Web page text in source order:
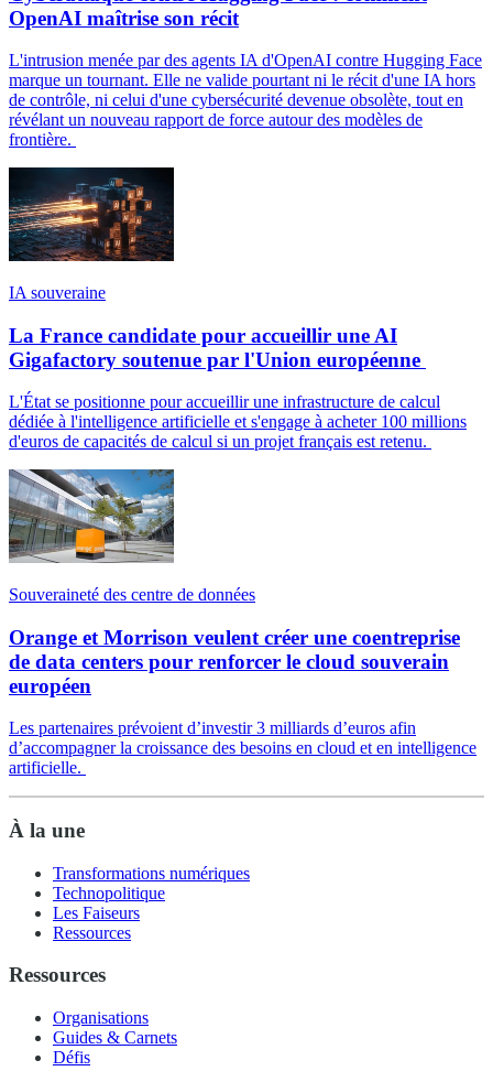
OpenAI maîtrise son récit
L'intrusion menée par des agents IA d'OpenAI contre Hugging Face
marque un tournant. Elle ne valide pourtant ni le récit d'une IA hors
de contrôle, ni celui d'une cybersécurité devenue obsolète, tout en
révélant un nouveau rapport de force autour des modèles de
frontière.
IA souveraine
La France candidate pour accueillir une AI
Gigafactory soutenue par l'Union européenne
L'État se positionne pour accueillir une infrastructure de calcul
dédiée à l'intelligence artificielle et s'engage à acheter 100 millions
d'euros de capacités de calcul si un projet français est retenu.
Souveraineté des centre de données
Orange et Morrison veulent créer une coentreprise
de data centers pour renforcer le cloud souverain
européen
Les partenaires prévoient d’investir 3 milliards d’euros afin
d’accompagner la croissance des besoins en cloud et en intelligence
artificielle.
À la une
Transformations numériques
Technopolitique
Les Faiseurs
Ressources
Ressources
Organisations
Guides & Carnets
Défis